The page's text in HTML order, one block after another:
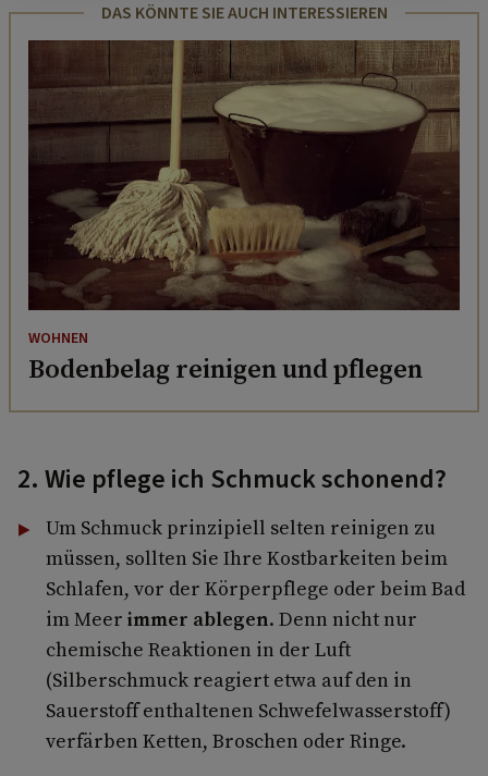
DAS KÖNNTE SIE AUCH INTERESSIEREN
WOHNEN
Bodenbelag reinigen und pflegen
2. Wie pflege ich Schmuck schonend?
Um Schmuck prinzipiell selten reinigen zu
müssen, sollten Sie Ihre Kostbarkeiten beim
Schlafen, vor der Körperpflege oder beim Bad
im Meer immer ablegen. Denn nicht nur
chemische Reaktionen in der Luft
(Silberschmuck reagiert etwa auf den in
Sauerstoff enthaltenen Schwefelwasserstoff)
verfärben Ketten, Broschen oder Ringe.